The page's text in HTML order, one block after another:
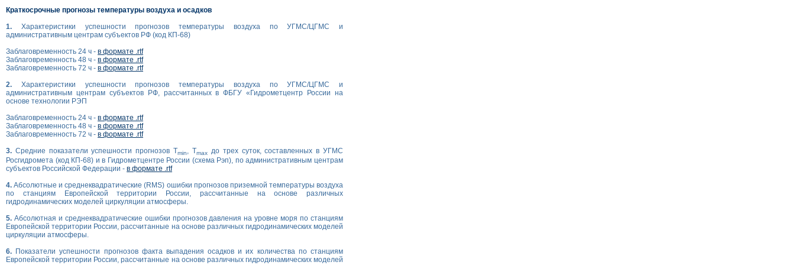
Краткосрочные прогнозы температуры воздуха и осадков
1. Характеристики успешности прогнозов температуры воздуха по УГМС/ЦГМС и
административным центрам субъектов РФ (код КП-68)
Заблаговременность 24 ч - в формате .rtf
Заблаговременность 48 ч - в формате .rtf
Заблаговременность 72 ч - в формате .rtf
2. Характеристики успешности прогнозов температуры воздуха по УГМС/ЦГМС и
административным центрам субъектов РФ, рассчитанных в ФБГУ «Гидрометцентр России на
основе технологии РЭП
Заблаговременность 24 ч - в формате .rtf
Заблаговременность 48 ч - в формате .rtf
Заблаговременность 72 ч - в формате .rtf
3. Средние показатели успешности прогнозов Tmin, Tmax до трех суток, составленных в УГМС
Росгидромета (код КП-68) и в Гидрометцентре России (схема Рэп), по административным центрам
субъектов Российской Федерации - в формате .rtf
4. Абсолютные и среднеквадратические (RMS) ошибки прогнозов приземной температуры воздуха
по станциям Европейской территории России, рассчитанные на основе различных
гидродинамических моделей циркуляции атмосферы.
5. Абсолютная и среднеквадратические ошибки прогнозов давления на уровне моря по станциям
Европейской территории России, рассчитанные на основе различных гидродинамических моделей
циркуляции атмосферы.
6. Показатели успешности прогнозов факта выпадения осадков и их количества по станциям
Европейской территории России, рассчитанные на основе различных гидродинамических моделей